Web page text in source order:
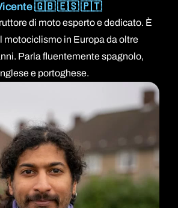
🇬🇧 🇪🇸 🇵🇹
di moto esperto e dedicato. È
motociclismo in Europa da oltre
Parla fluentemente spagnolo,
e portoghese.